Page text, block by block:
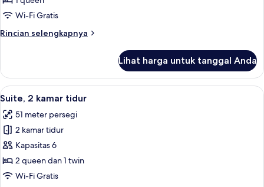
Wi-Fi Gratis
Rincian selengkapnya
Rincian
Studio
Suite
Lihat harga untuk tanggal Anda
Lihat
semua
foto
untuk
Suite,
2
kamar
Seprai premium, meja kerja, tirai
4
Suite, 2 kamar tidur
51 meter persegi
2 kamar tidur
Kapasitas 6
2 queen dan 1 twin
Wi-Fi Gratis